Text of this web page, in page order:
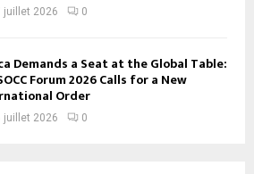
juillet 2026 0
Demands a Seat at the Global Table:
Forum 2026 Calls for a New
Order
juillet 2026 0